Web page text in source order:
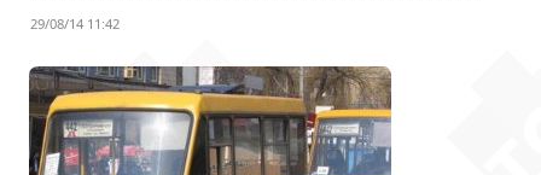
29/08/14 11:42